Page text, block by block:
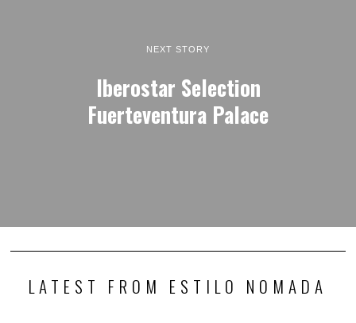
NEXT STORY
Iberostar Selection
Fuerteventura Palace
LATEST FROM ESTILO NOMADA